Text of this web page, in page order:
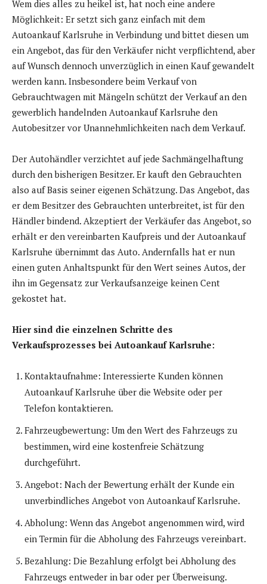
Wem dies alles zu heikel ist, hat noch eine andere
Möglichkeit: Er setzt sich ganz einfach mit dem
Autoankauf Karlsruhe in Verbindung und bittet diesen um
ein Angebot, das für den Verkäufer nicht verpflichtend, aber
auf Wunsch dennoch unverzüglich in einen Kauf gewandelt
werden kann. Insbesondere beim Verkauf von
Gebrauchtwagen mit Mängeln schützt der Verkauf an den
gewerblich handelnden Autoankauf Karlsruhe den
Autobesitzer vor Unannehmlichkeiten nach dem Verkauf.
Der Autohändler verzichtet auf jede Sachmängelhaftung
durch den bisherigen Besitzer. Er kauft den Gebrauchten
also auf Basis seiner eigenen Schätzung. Das Angebot, das
er dem Besitzer des Gebrauchten unterbreitet, ist für den
Händler bindend. Akzeptiert der Verkäufer das Angebot, so
erhält er den vereinbarten Kaufpreis und der Autoankauf
Karlsruhe übernimmt das Auto. Andernfalls hat er nun
einen guten Anhaltspunkt für den Wert seines Autos, der
ihn im Gegensatz zur Verkaufsanzeige keinen Cent
gekostet hat.
Hier sind die einzelnen Schritte des
Verkaufsprozesses bei Autoankauf Karlsruhe:
Kontaktaufnahme: Interessierte Kunden können
Autoankauf Karlsruhe über die Website oder per
Telefon kontaktieren.
Fahrzeugbewertung: Um den Wert des Fahrzeugs zu
bestimmen, wird eine kostenfreie Schätzung
durchgeführt.
Angebot: Nach der Bewertung erhält der Kunde ein
unverbindliches Angebot von Autoankauf Karlsruhe.
Abholung: Wenn das Angebot angenommen wird, wird
ein Termin für die Abholung des Fahrzeugs vereinbart.
Bezahlung: Die Bezahlung erfolgt bei Abholung des
Fahrzeugs entweder in bar oder per Überweisung.